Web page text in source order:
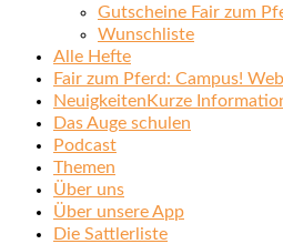
Gutscheine Fair zum
Wunschliste
Alle Hefte
Fair zum Pferd: Campus!
Neuigkeiten Kurze
Das Auge schulen
Podcast
Themen
Über uns
Über unsere App
Die Sattlerliste